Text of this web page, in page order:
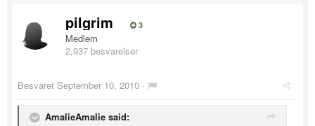
pilgrim 3
Medlem
2,937 besvarelser
Besvaret September 10, 2010 ·
AmalieAmalie said: